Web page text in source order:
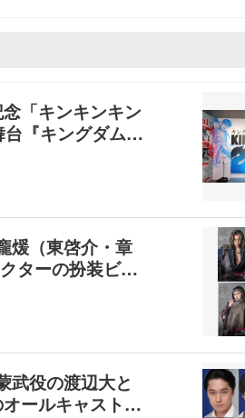
「キンキンキン
台『キングダム…
煖（東啓介・章
ターの扮装ビ…
武役の渡辺大と
オールキャスト…